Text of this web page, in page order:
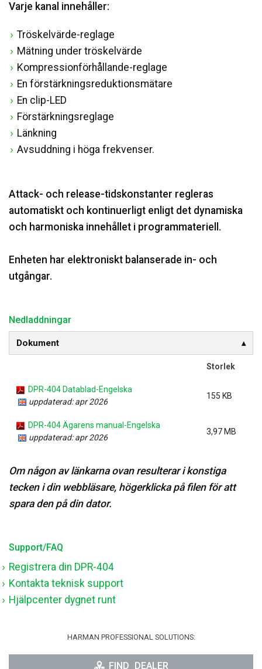
Varje kanal innehåller:
Tröskelvärde-reglage
Mätning under tröskelvärde
Kompressionförhållande-reglage
En förstärkningsreduktionsmätare
En clip-LED
Förstärkningsreglage
Länkning
Avsuddning i höga frekvenser.
Attack- och release-tidskonstanter regleras
automatiskt och kontinuerligt enligt det dynamiska
och harmoniska innehållet i programmateriell.
Enheten har elektroniskt balanserade in- och
utgångar.
Nedladdningar
Dokument
Storlek
DPR-404 Datablad-Engelska
uppdaterad: apr 2026
155 KB
DPR-404 Ägarens manual-Engelska
uppdaterad: apr 2026
3,97 MB
Om någon av länkarna ovan resulterar i konstiga
tecken i din webbläsare, högerklicka på filen för att
spara den på din dator.
Support/FAQ
Registrera din DPR-404
Kontakta teknisk support
Hjälpcenter dygnet runt
HARMAN PROFESSIONAL SOLUTIONS:
FIND_DEALER